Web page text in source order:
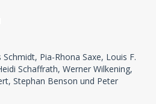
Pia-Rhona Saxe, Louis F.
Schaffrath, Werner Wilkening,
Stephan Benson und Peter